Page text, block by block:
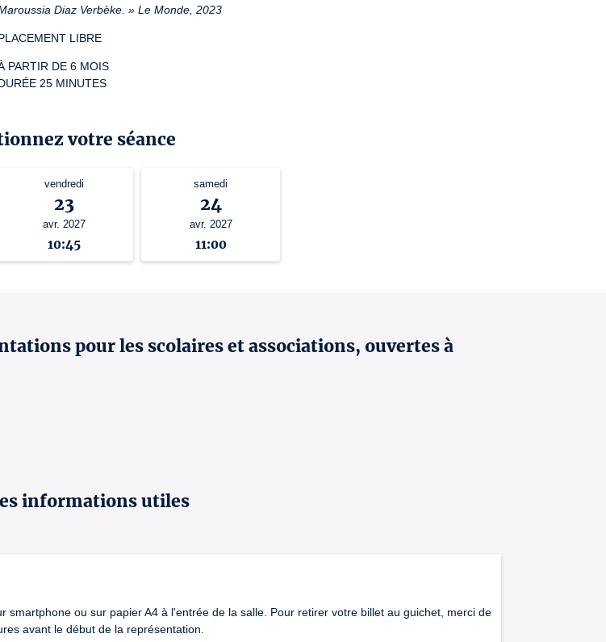
Diaz Verbèke. » Le Monde, 2023
LIBRE
PARTIR DE 6 MOIS
25 MINUTES
de licence : L-R-22-12533. / L-R-22-12534 / L-D-22-7207. / L-R-22-12535 / L-R-22-12536
votre séance
vendredi
23
avr. 2027
10:45
samedi
24
avr. 2027
11:00
informations utiles
ou sur papier A4 à l'entrée de la salle. Pour retirer votre billet au guichet, merci de
avant le début de la représentation.
pour les scolaires et associations, ouvertes à